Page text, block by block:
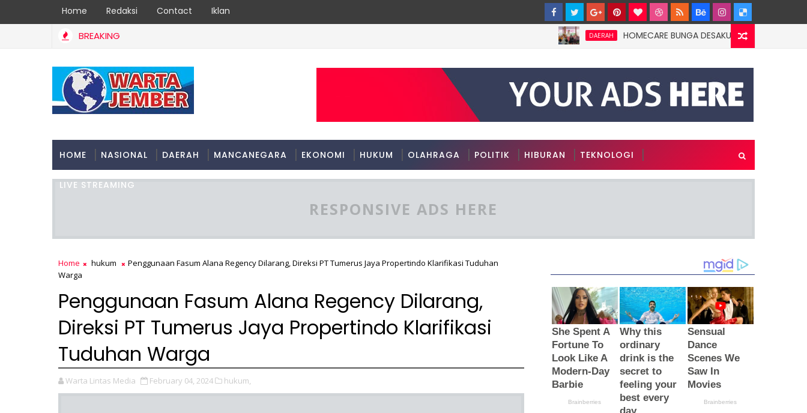
Home Redaksi Contact Iklan
BREAKING DAERAH HOMECARE BUNGA DESAKU DI ROWOTAMTU:
HOME NASIONAL DAERAH MANCANEGARA EKONOMI HUKUM OLAHRAGA POLITIK HIBURAN TEKNOLOGI
LIVE STREAMING
RESPONSIVE ADS HERE
Home hukum
Penggunaan Fasum Alana Regency Dilarang, Direksi PT Tumerus Jaya Propertindo Klarifikasi Tuduhan
Warga
Penggunaan Fasum Alana Regency Dilarang,
Direksi PT Tumerus Jaya Propertindo Klarifikasi
Tuduhan Warga
Warta Lintas Media February 04, 2024 hukum,